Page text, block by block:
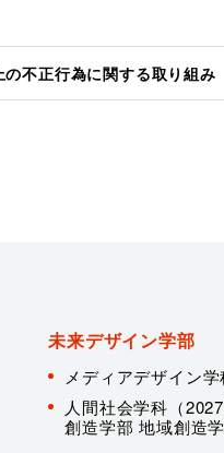
の不正行為に関する取り組み
未来デザイン学部
メディアデザイン学
人間社会学科（
創造学部 地域創造学